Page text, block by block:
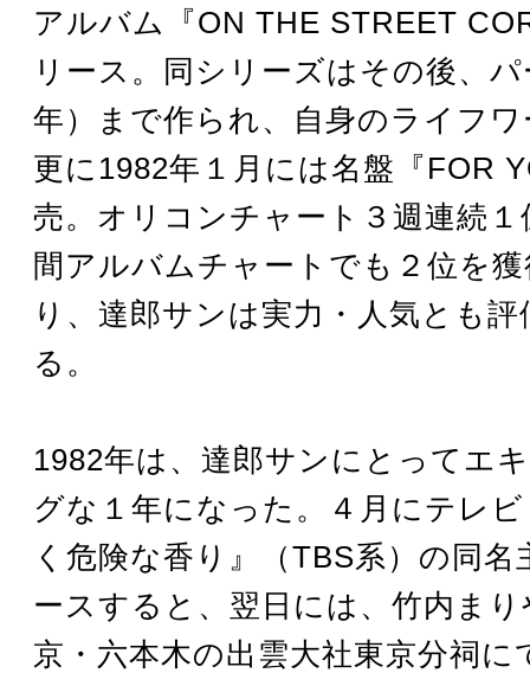
アルバム『ON THE STREET
リース。同シリーズはその後、
年）まで作られ、自身のライフ
更に1982年１月には名盤『FOR
売。オリコンチャート３週連続
間アルバムチャートでも２位を
り、達郎サンは実力・人気とも
る。
1982年は、達郎サンにとってエ
グな１年になった。４月にテレ
く危険な香り』（TBS系）の同名
ースすると、翌日には、竹内ま
京・六本木の出雲大社東京分祠に